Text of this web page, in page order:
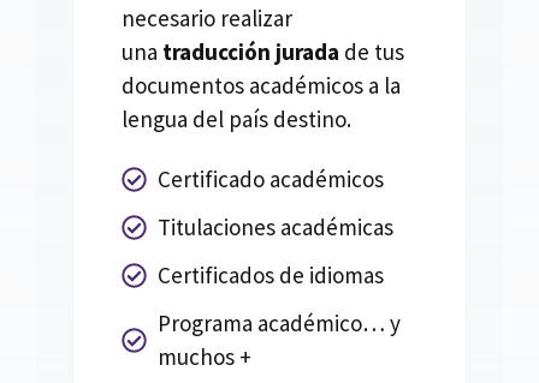
necesario realizar
una traducción jurada de tus
documentos académicos a la
lengua del país destino.
Certificado académicos
Titulaciones académicas
Certificados de idiomas
Programa académico… y
muchos +